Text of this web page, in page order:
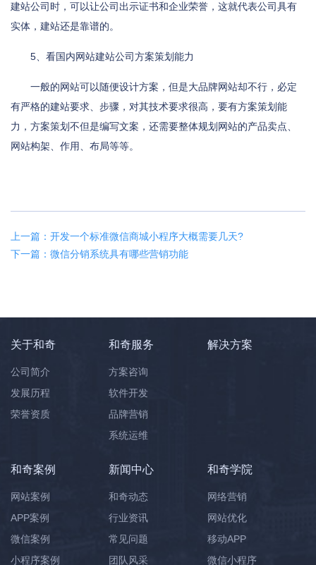
建站公司时，可以让公司出示证书和企业荣誉，这就代表公司具有
实体，建站还是靠谱的。
5、看国内网站建站公司方案策划能力
一般的网站可以随便设计方案，但是大品牌网站却不行，必定
有严格的建站要求、步骤，对其技术要求很高，要有方案策划能
力，方案策划不但是编写文案，还需要整体规划网站的产品卖点、
网站构架、作用、布局等等。
上一篇：开发一个标准微信商城小程序大概需要几天?
下一篇：微信分销系统具有哪些营销功能
关于和奇
公司简介
发展历程
荣誉资质
和奇服务
方案咨询
软件开发
品牌营销
系统运维
解决方案
和奇案例
网站案例
APP案例
微信案例
小程序案例
新闻中心
和奇动态
行业资讯
常见问题
团队风采
和奇学院
网络营销
网站优化
移动APP
微信小程序